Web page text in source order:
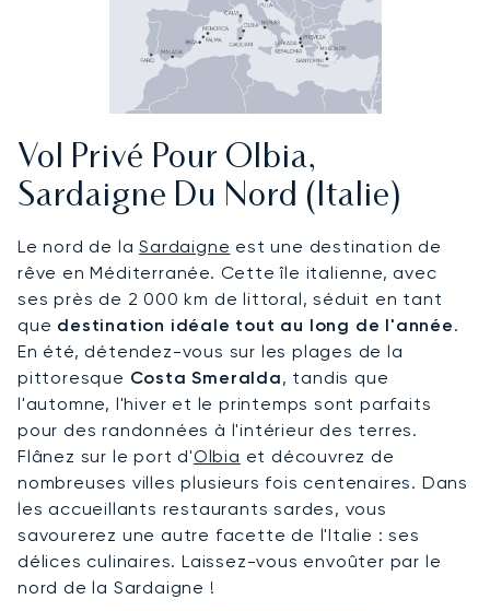
Vol Privé Pour Olbia,
Sardaigne Du Nord (Italie)
Le nord de laSardaigne est une destination de
rêve en Méditerranée. Cette île italienne, avec
ses près de 2 000 km de littoral, séduit en tant
que destination idéale tout au long de l'année.
En été, détendez-vous sur les plages de la
pittoresque Costa Smeralda, tandis que
l'automne, l'hiver et le printemps sont parfaits
pour des randonnées à l'intérieur des terres.
Flânez sur le port d'Olbia et découvrez de
nombreuses villes plusieurs fois centenaires. Dans
les accueillants restaurants sardes, vous
savourerez une autre facette de l'Italie : ses
délices culinaires. Laissez-vous envoûter par le
nord de la Sardaigne !